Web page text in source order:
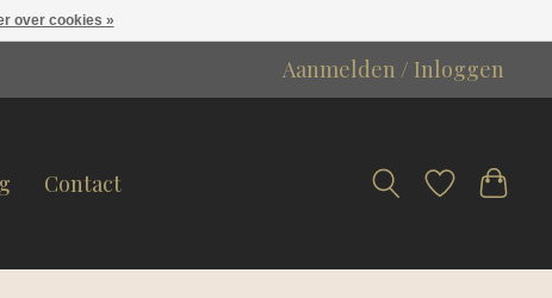
Aanmelden / Inloggen
Contact
over cookies »